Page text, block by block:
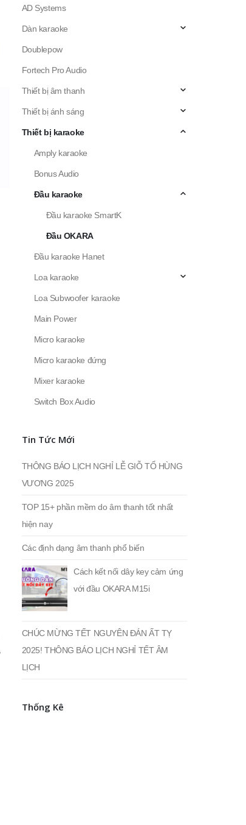
AD Systems
Dàn karaoke
Doublepow
Fortech Pro Audio
Thiết bị âm thanh
Thiết bị ánh sáng
Thiết bị karaoke
Amply karaoke
Bonus Audio
Đầu karaoke
Đầu karaoke SmartK
Đầu OKARA
Đầu karaoke Hanet
Loa karaoke
Loa Subwoofer karaoke
Main Power
Micro karaoke
Micro karaoke đứng
Mixer karaoke
Switch Box Audio
Tin Tức Mới
THÔNG BÁO LỊCH NGHỈ LỄ GIỖ TỔ HÙNG
VƯƠNG 2025
TOP 15+ phần mềm do âm thanh tốt nhất
hiện nay
Các định dạng âm thanh phổ biến
Cách kết nối dây key cảm ứng
với đầu OKARA M15i
CHÚC MỪNG TẾT NGUYÊN ĐÁN ẤT TỴ
2025! THÔNG BÁO LỊCH NGHỈ TẾT ÂM
LỊCH
Thống Kê